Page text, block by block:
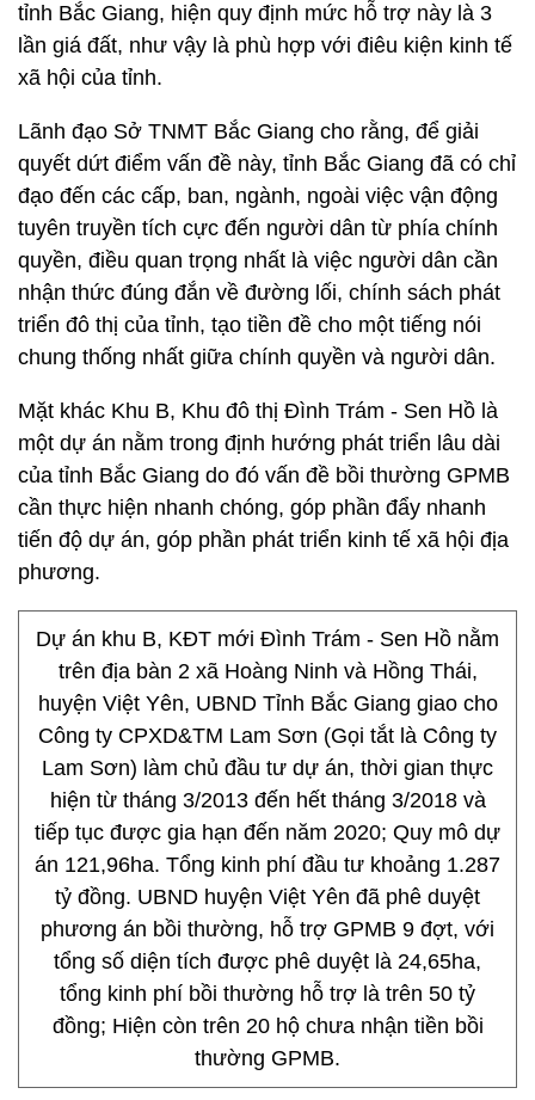
tỉnh Bắc Giang, hiện quy định mức hỗ trợ này là 3
lần giá đất, như vậy là phù hợp với điêu kiện kinh tế
xã hội của tỉnh.
Lãnh đạo Sở TNMT Bắc Giang cho rằng, để giải
quyết dứt điểm vấn đề này, tỉnh Bắc Giang đã có chỉ
đạo đến các cấp, ban, ngành, ngoài việc vận động
tuyên truyền tích cực đến người dân từ phía chính
quyền, điều quan trọng nhất là việc người dân cần
nhận thức đúng đắn về đường lối, chính sách phát
triển đô thị của tỉnh, tạo tiền đề cho một tiếng nói
chung thống nhất giữa chính quyền và người dân.
Mặt khác Khu B, Khu đô thị Đình Trám - Sen Hồ là
một dự án nằm trong định hướng phát triển lâu dài
của tỉnh Bắc Giang do đó vấn đề bồi thường GPMB
cần thực hiện nhanh chóng, góp phần đẩy nhanh
tiến độ dự án, góp phần phát triển kinh tế xã hội địa
phương.
Dự án khu B, KĐT mới Đình Trám - Sen Hồ nằm
trên địa bàn 2 xã Hoàng Ninh và Hồng Thái,
huyện Việt Yên, UBND Tỉnh Bắc Giang giao cho
Công ty CPXD&TM Lam Sơn (Gọi tắt là Công ty
Lam Sơn) làm chủ đầu tư dự án, thời gian thực
hiện từ tháng 3/2013 đến hết tháng 3/2018 và
tiếp tục được gia hạn đến năm 2020; Quy mô dự
án 121,96ha. Tổng kinh phí đầu tư khoảng 1.287
tỷ đồng. UBND huyện Việt Yên đã phê duyệt
phương án bồi thường, hỗ trợ GPMB 9 đợt, với
tổng số diện tích được phê duyệt là 24,65ha,
tổng kinh phí bồi thường hỗ trợ là trên 50 tỷ
đồng; Hiện còn trên 20 hộ chưa nhận tiền bồi
thường GPMB.